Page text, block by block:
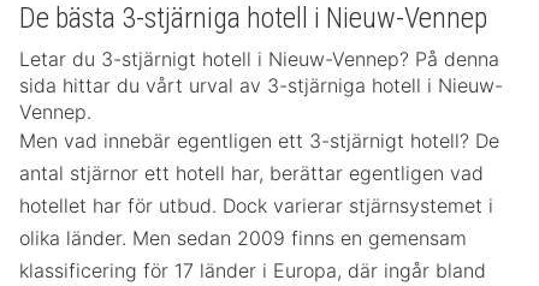
De bästa 3-stjärniga hotell i Nieuw-Vennep
Letar du 3-stjärnigt hotell i Nieuw-Vennep? På denna
sida hittar du vårt urval av 3-stjärniga hotell i Nieuw-
Vennep.
Men vad innebär egentligen ett 3-stjärnigt hotell? De
antal stjärnor ett hotell har, berättar egentligen vad
hotellet har för utbud. Dock varierar stjärnsystemet i
olika länder. Men sedan 2009 finns en gemensam
klassificering för 17 länder i Europa, där ingår bland